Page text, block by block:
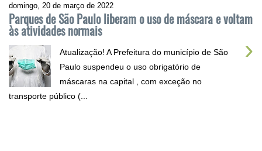
domingo, 20 de março de 2022
Parques de São Paulo liberam o uso de máscara e voltam
às atividades normais
›
Atualização! A Prefeitura do município de São
Paulo suspendeu o uso obrigatório de
máscaras na capital , com exceção no
transporte público (...